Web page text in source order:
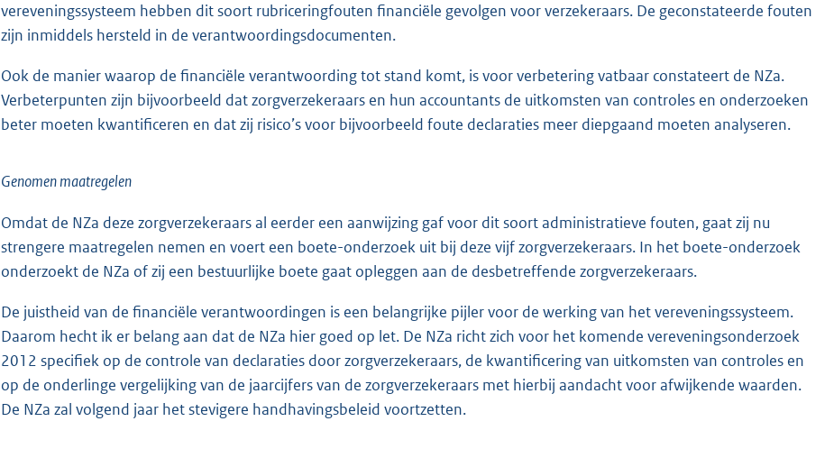
vereveningssysteem hebben dit soort rubriceringfouten financiële gevolgen voor verzekeraars. De geconstateerde fouten
zijn inmiddels hersteld in de verantwoordingsdocumenten.
Ook de manier waarop de financiële verantwoording tot stand komt, is voor verbetering vatbaar constateert de NZa.
Verbeterpunten zijn bijvoorbeeld dat zorgverzekeraars en hun accountants de uitkomsten van controles en onderzoeken
beter moeten kwantificeren en dat zij risico’s voor bijvoorbeeld foute declaraties meer diepgaand moeten analyseren.
Genomen maatregelen
Omdat de NZa deze zorgverzekeraars al eerder een aanwijzing gaf voor dit soort administratieve fouten, gaat zij nu
strengere maatregelen nemen en voert een boete-onderzoek uit bij deze vijf zorgverzekeraars. In het boete-onderzoek
onderzoekt de NZa of zij een bestuurlijke boete gaat opleggen aan de desbetreffende zorgverzekeraars.
De juistheid van de financiële verantwoordingen is een belangrijke pijler voor de werking van het vereveningssysteem.
Daarom hecht ik er belang aan dat de NZa hier goed op let. De NZa richt zich voor het komende vereveningsonderzoek
2012 specifiek op de controle van declaraties door zorgverzekeraars, de kwantificering van uitkomsten van controles en
op de onderlinge vergelijking van de jaarcijfers van de zorgverzekeraars met hierbij aandacht voor afwijkende waarden.
De NZa zal volgend jaar het stevigere handhavingsbeleid voortzetten.